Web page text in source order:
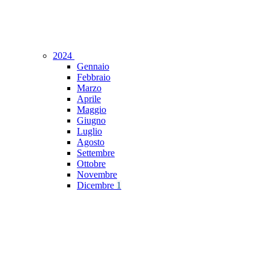
2024
Gennaio
Febbraio
Marzo
Aprile
Maggio
Giugno
Luglio
Agosto
Settembre
Ottobre
Novembre
Dicembre 1